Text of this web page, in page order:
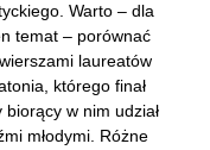
Warto – dla
temat – porównać
laureatów
którego finał
w nim udział
młodymi. Różne